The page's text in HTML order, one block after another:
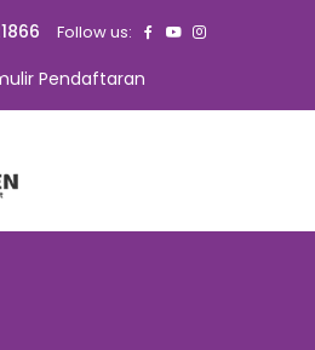
Follow us:
Pendaftaran